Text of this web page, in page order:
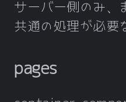
サーバー側のみ、
共通の処理が必要
pages